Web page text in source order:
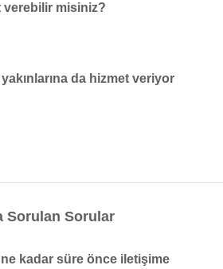
verebilir misiniz?
da hizmet veriyor
Sorulan Sorular
kadar süre önce iletişime